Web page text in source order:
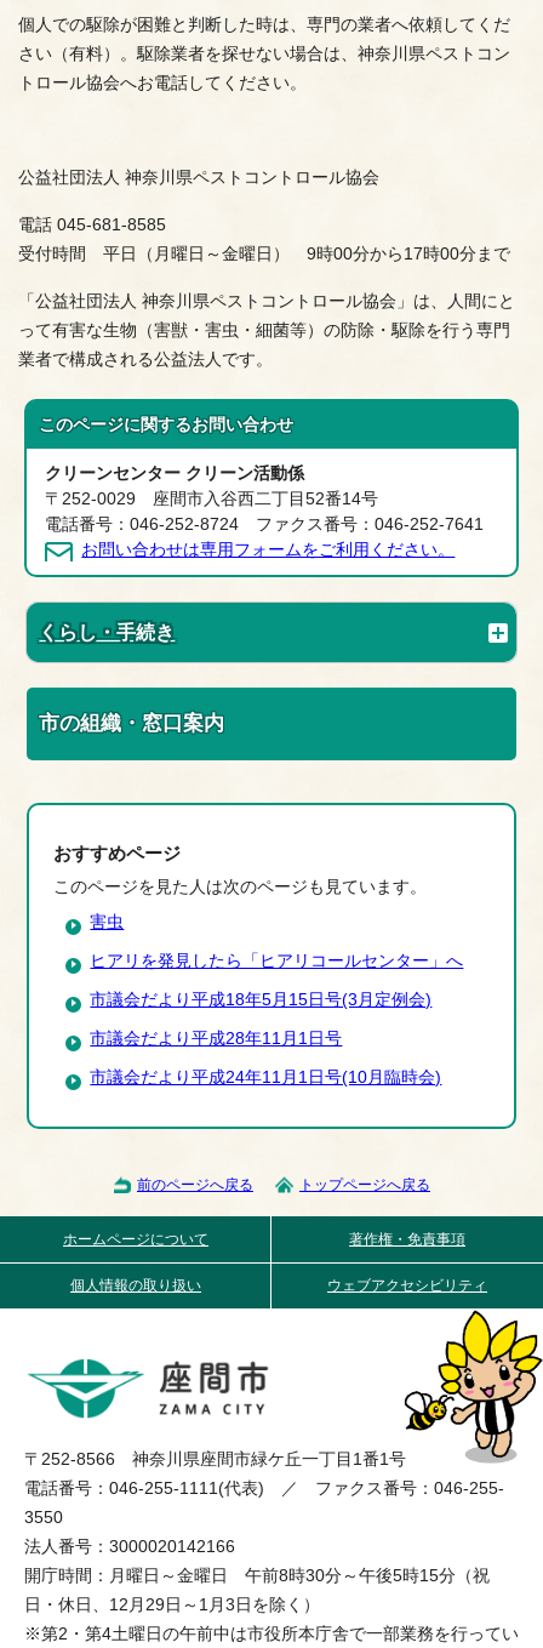
個人での駆除が困難と判断した時は、専門の業者へ依頼してくだ
さい（有料）。駆除業者を探せない場合は、神奈川県ペストコン
トロール協会へお電話してください。
公益社団法人 神奈川県ペストコントロール協会
電話 045-681-8585
受付時間 平日（月曜日～金曜日） 9時00分から17時00分まで
「公益社団法人 神奈川県ペストコントロール協会」は、人間にと
って有害な生物（害獣・害虫・細菌等）の防除・駆除を行う専門
業者で構成される公益法人です。
このページに関するお問い合わせ
クリーンセンター クリーン活動係
〒252-0029 座間市入谷西二丁目52番14号
電話番号：046-252-8724 ファクス番号：046-252-7641
お問い合わせは専用フォームをご利用ください。
くらし・手続き
市の組織・窓口案内
おすすめページ
このページを見た人は次のページも見ています。
害虫
ヒアリを発見したら「ヒアリコールセンター」へ
市議会だより平成18年5月15日号(3月定例会)
市議会だより平成28年11月1日号
市議会だより平成24年11月1日号(10月臨時会)
前のページへ戻る トップページへ戻る
ホームページについて 著作権・免責事項
個人情報の取り扱い ウェブアクセシビリティ
〒252-8566 神奈川県座間市緑ケ丘一丁目1番1号
電話番号：046-255-1111(代表) ／ ファクス番号：046-255-
3550
法人番号：3000020142166
開庁時間：月曜日～金曜日 午前8時30分～午後5時15分（祝
日・休日、12月29日～1月3日を除く）
※第2・第4土曜日の午前中は市役所本庁舎で一部業務を行ってい